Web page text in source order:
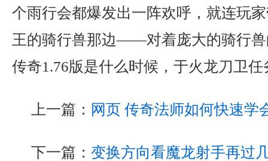
个雨行会都爆发出一阵欢呼，就连玩
王的骑行兽那边——对着庞大的骑行兽
传奇1.76版是什么时候，于火龙刀卫
上一篇： 网页 传奇法师如何快速学
下一篇： 变换方向看魔龙射手再过